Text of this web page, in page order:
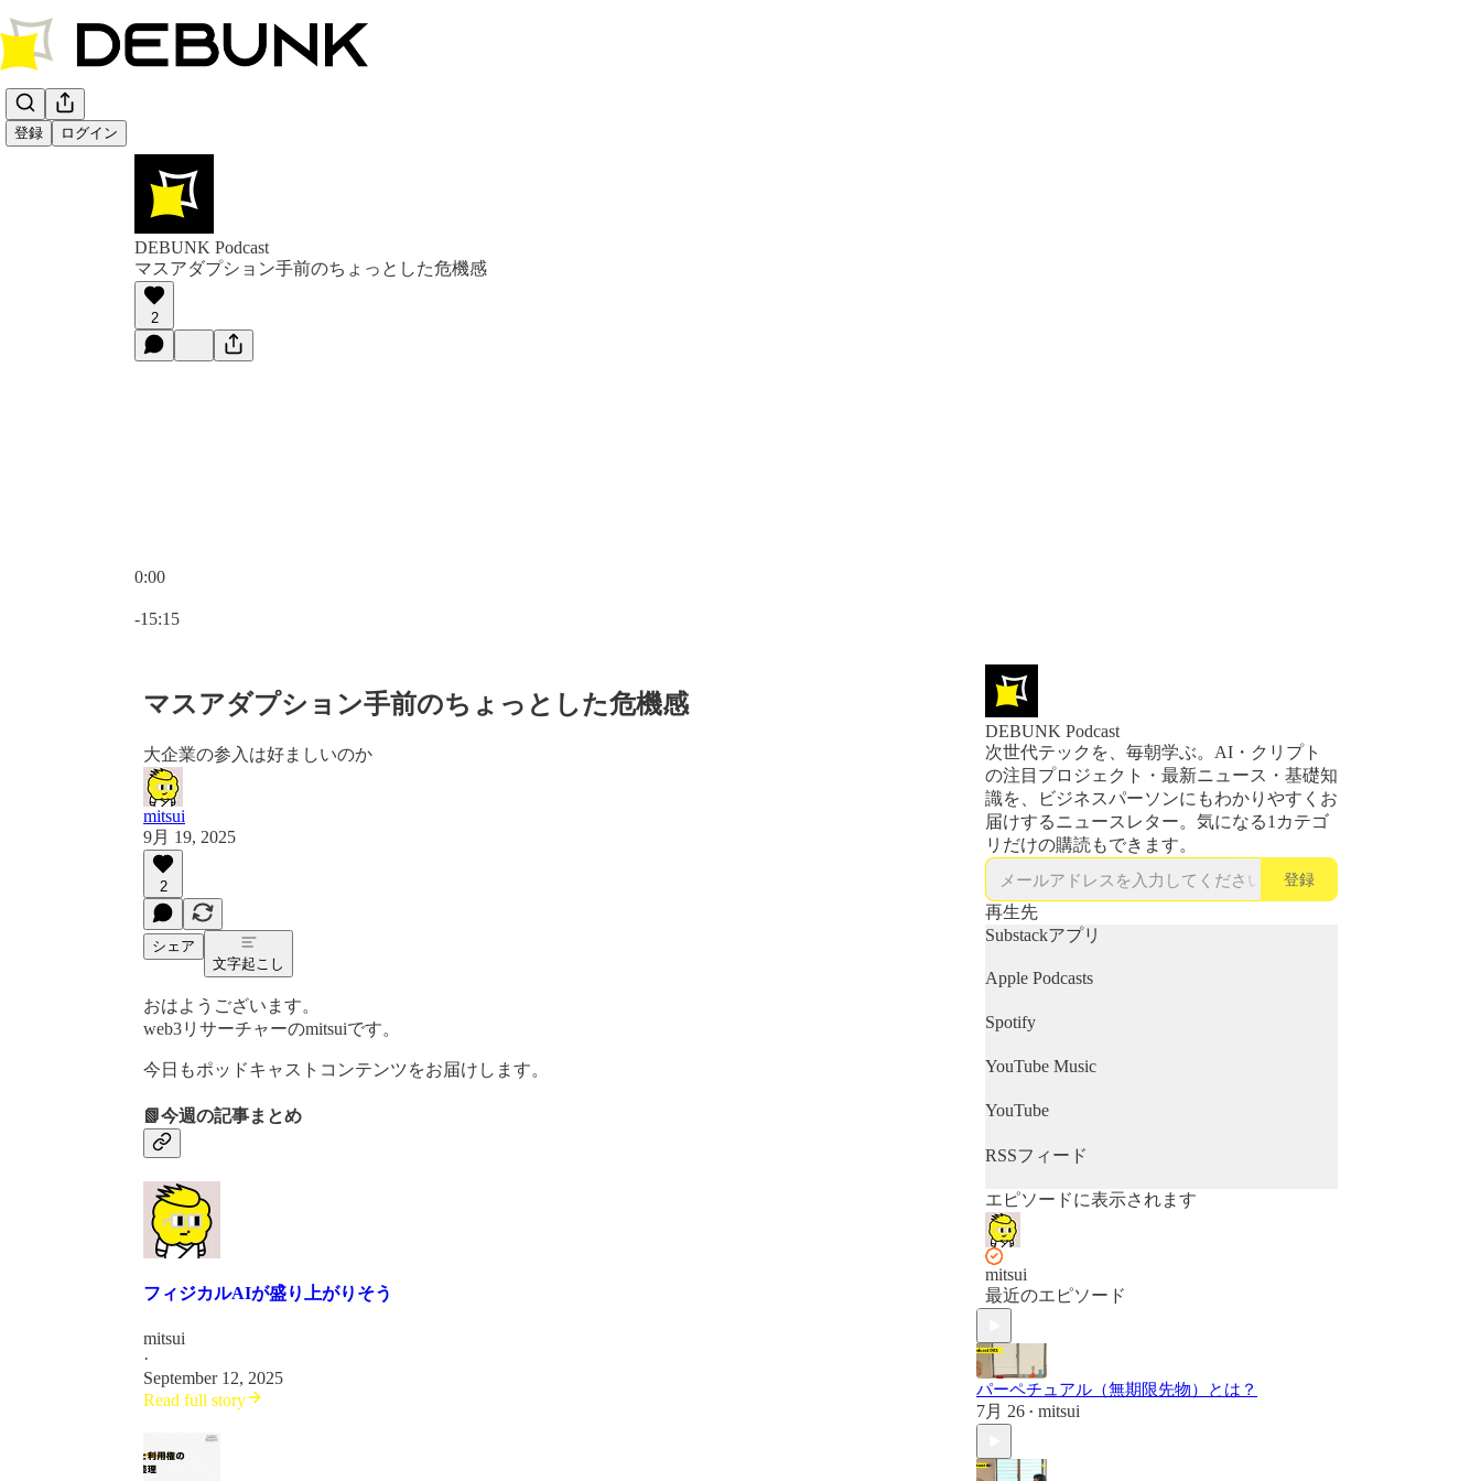
登録 ログイン
DEBUNK Podcast
マスアダプション手前のちょっとした危機感
2
0:00
-15:15
マスアダプション手前のちょっとした危機感
大企業の参入は好ましいのか
mitsui
9月 19, 2025
2
シェア
文字起こし
おはようございます。
web3リサーチャーのmitsuiです。
今日もポッドキャストコンテンツをお届けします。
📗今週の記事まとめ
フィジカルAIが盛り上がりそう
mitsui
·
September 12, 2025
Read full story
DEBUNK Podcast
次世代テックを、毎朝学ぶ。AI・クリプト
の注目プロジェクト・最新ニュース・基礎知
識を、ビジネスパーソンにもわかりやすくお
届けするニュースレター。気になる1カテゴ
リだけの購読もできます。
登録
再生先
Substackアプリ
Apple Podcasts
Spotify
YouTube Music
YouTube
RSSフィード
エピソードに表示されます
mitsui
最近のエピソード
パーペチュアル（無期限先物）とは？
7月 26 • mitsui